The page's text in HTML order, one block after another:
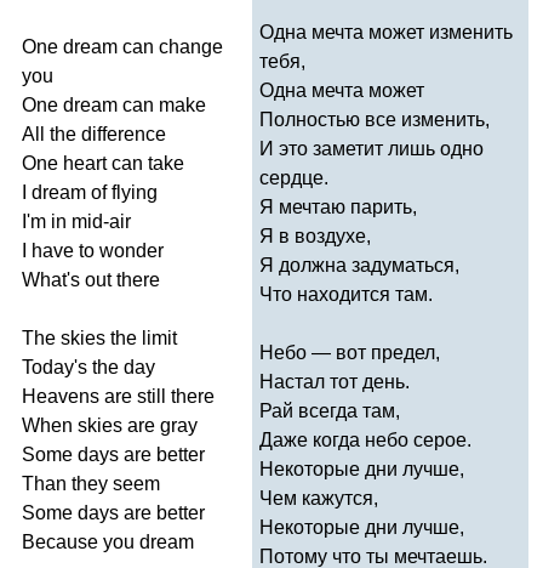
One dream can change
you
One dream can make
All
the difference
One heart can take
dream of flying
I'm in mid-air
have to wonder
What's out there
The skies the limit
Today's the day
Heavens are still
there
When skies are gray
Some days are better
Than they seem
Some days are better
Because you dream
Одна мечта может изменить
тебя,
Одна мечта может
Полностью все изменить,
И это заметит лишь одно
сердце.
Я мечтаю парить,
Я в воздухе,
Я должна задуматься,
Что находится там.
Небо — вот предел,
Настал тот день.
Рай всегда там,
Даже когда небо серое.
Некоторые дни лучше,
Чем кажутся,
Некоторые дни лучше,
Потому что ты мечтаешь.